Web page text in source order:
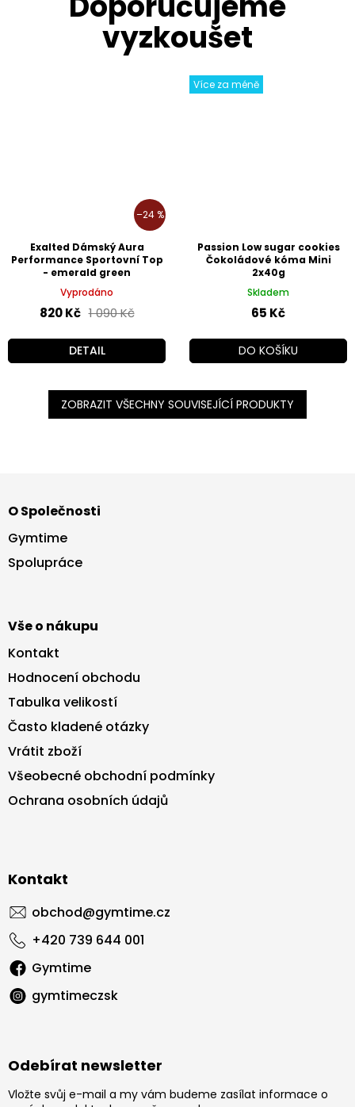
–24 %
Exalted Dámský Aura
Performance Sportovní Top
- emerald green
Vyprodáno
820 Kč 1 090 Kč
DETAIL
Více za méně
Passion Low sugar cookies
Čokoládové kóma Mini
2x40g
Skladem
65 Kč
DO KOŠÍKU
ZOBRAZIT VŠECHNY SOUVISEJÍCÍ PRODUKTY
p
a
O Společnosti
Gymtime
Spolupráce
Vše o nákupu
Kontakt
Hodnocení obchodu
Tabulka velikostí
Často kladené otázky
Vrátit zboží
Všeobecné obchodní podmínky
Ochrana osobních údajů
Kontakt
obchod@gymtime.cz
+420 739 644 001
Gymtime
gymtimeczsk
Odebírat newsletter
Vložte svůj e-mail a my vám budeme zasílat informace o